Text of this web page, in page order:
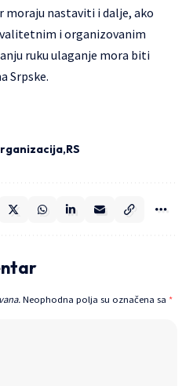
moraju nastaviti i dalje, ako
i organizovanim
ruku ulaganje mora biti
Srpske.
RS
Neophodna polja su označena sa *